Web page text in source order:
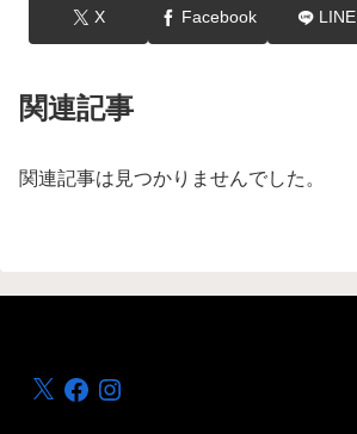
X Facebook LINE
関連記事
関連記事は見つかりませんでした。
X FacebookInstagram